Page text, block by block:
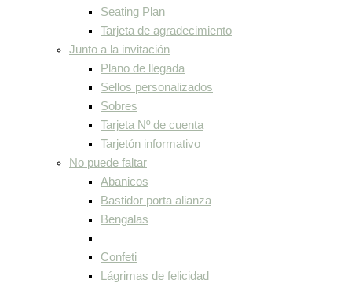
Seating Plan
Tarjeta de agradecimiento
Junto a la invitación
Plano de llegada
Sellos personalizados
Sobres
Tarjeta Nº de cuenta
Tarjetón informativo
No puede faltar
Abanicos
Bastidor porta alianza
Bengalas
Confeti
Lágrimas de felicidad